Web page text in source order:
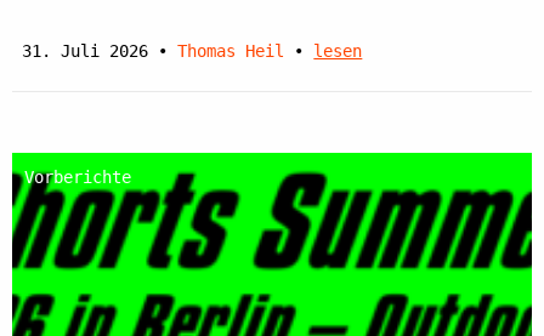
31. Juli 2026 • Thomas Heil • lesen
Vorberichte